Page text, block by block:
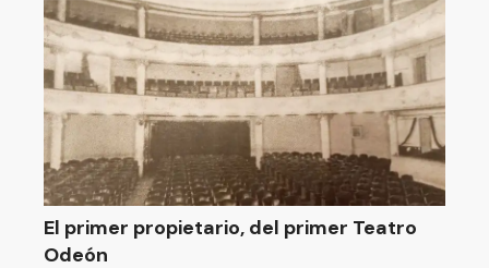
El primer propietario, del primer Teatro
Odeón